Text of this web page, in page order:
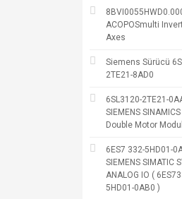
ACOPOSmulti
Axes
Siemens Sürücü
2TE21-8AD0
6SL3120-2TE21-
SIEMENS
Double Motor
6ES7 332-5HD01-
SIEMENS SIMATIC
ANALOG IO (
5HD01-0AB0 )